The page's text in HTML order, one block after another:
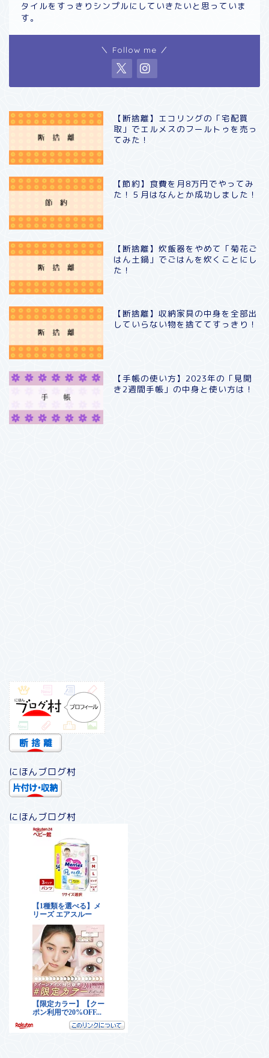
タイルをすっきりシンプルにしていきたいと思っていま
す。
＼ Follow me ／
【断捨離】エコリングの「宅配買
取」でエルメスのフールトゥを売っ
てみた！
【節約】食費を月8万円でやってみ
た！５月はなんとか成功しました！
【断捨離】炊飯器をやめて「菊花ご
はん土鍋」でごはんを炊くことにし
た！
【断捨離】収納家具の中身を全部出
していらない物を捨ててすっきり！
【手帳の使い方】2023年の「見開
き2週間手帳」の中身と使い方は！
にほんブログ村
にほんブログ村